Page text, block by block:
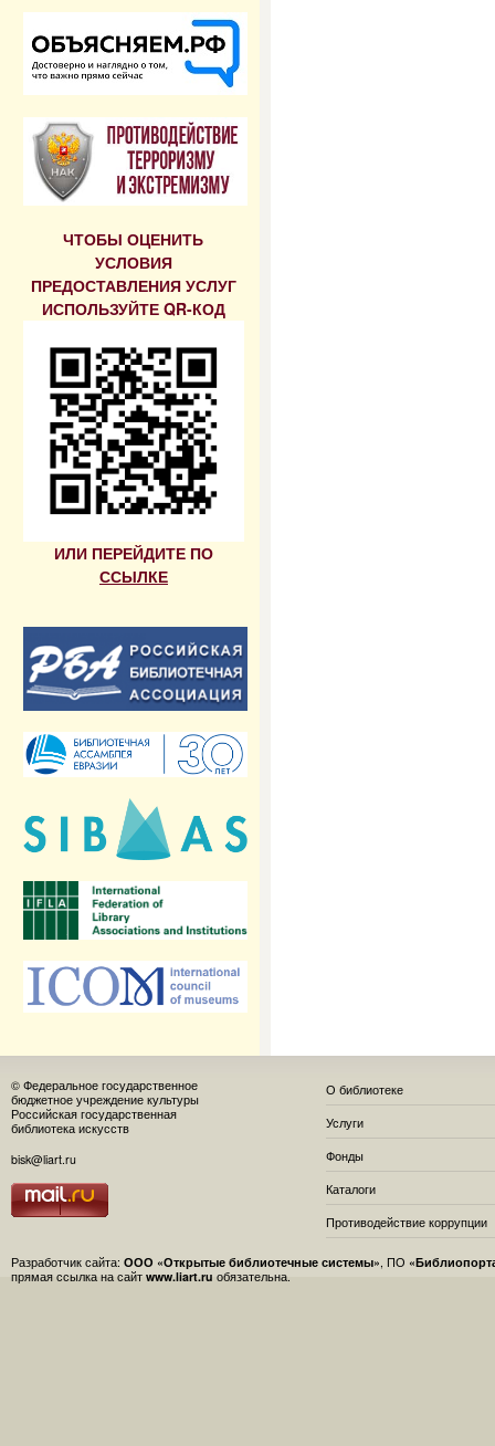
ЧТОБЫ ОЦЕНИТЬ
УСЛОВИЯ
ПРЕДОСТАВЛЕНИЯ УСЛУГ
ИСПОЛЬЗУЙТЕ QR-КОД
ИЛИ ПЕРЕЙДИТЕ ПО
ССЫЛКЕ
© Федеральное государственное
бюджетное учреждение культуры
Российская государственная
библиотека искусств
bisk@liart.ru
О библиотеке
Услуги
Фонды
Каталоги
Противодействие коррупции
Разработчик сайта: ООО «Открытые библиотечные системы» , ПО
прямая ссылка на сайт www.liart.ru обязательна.